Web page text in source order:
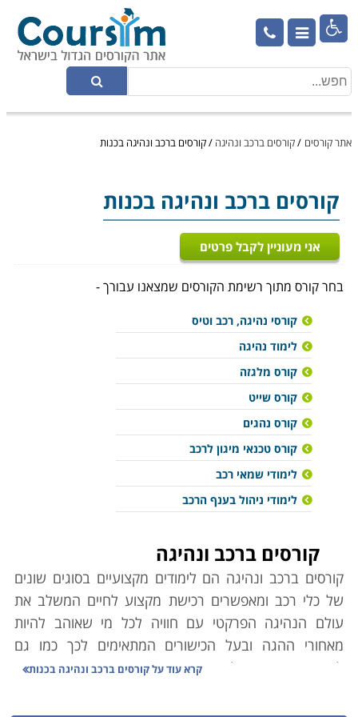

אתר קורסים /קורסים ברכב ונהיגה /קורסים ברכב ונהיגה בכנות
קורסים ברכב ונהיגה בכנות
אני מעוניין לקבל פרטים
בחר קורס מתוך רשימת הקורסים שמצאנו עבורך -
קורסי נהיגה, רכב וטיס
לימוד נהיגה
קורס מלגזה
קורס שייט
קורס נהגים
קורס טכנאי מיגון לרכב
לימודי שמאי רכב
לימודי ניהול בענף הרכב
קורסים ברכב ונהיגה
קורסים ברכב ונהיגה הם לימודים מקצועיים בסוגים שונים
של כלי רכב ומאפשרים רכישת מקצוע לחיים המשלב את
עולם הנהיגה הפרקטי עם חוויה לכל מי שאוהב להיות
מאחורי ההגה ובעל הכישורים המתאימים לכך כמו גם
לחובבי האתגרים בלימודי שייט אוטיסהמרתקים.
קורסמורי נהיגה
קרא עוד עלקורסים ברכב ונהיגה בכנות